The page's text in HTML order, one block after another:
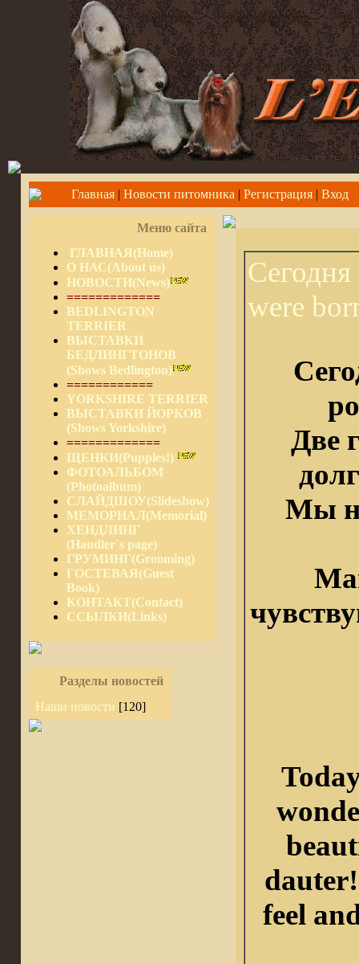
Главная| Новости питомника | Регистрация| Вход
Меню сайта
ГЛАВНАЯ(Home)
О НАС(About us)
НОВОСТИ(News)
=============
BEDLINGTON
TERRIER
ВЫСТАВКИ
БЕДЛИНГТОНОВ
(Shows Bedlington)
============
YORKSHIRE TERRIER
ВЫСТАВКИ ЙОРКОВ
(Shows Yorkshire)
=============
ЩЕНКИ(Puppies!)
ФОТОАЛЬБОМ
(Photoalbum)
СЛАЙДШОУ(Slideshow)
МЕМОРИАЛ(Memorial)
ХЕНДЛИНГ
(Handler`s page)
ГРУМИНГ(Grooming)
ГОСТЕВАЯ(Guest
Book)
КОНТАКТ(Contact)
ССЫЛКИ(Links)
Разделы новостей
Наши новости [120]
were
Две
Мы
feel